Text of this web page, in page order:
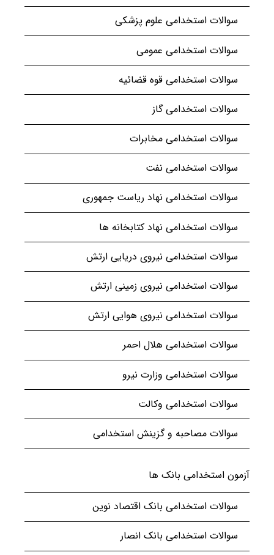
سوالات استخدامی علوم پزشکی
سوالات استخدامی عمومی
سوالات استخدامی قوه قضائیه
سوالات استخدامی گاز
سوالات استخدامی مخابرات
سوالات استخدامی نفت
سوالات استخدامی نهاد ریاست جمهوری
سوالات استخدامی نهاد کتابخانه ها
سوالات استخدامی نیروی دریایی ارتش
سوالات استخدامی نیروی زمینی ارتش
سوالات استخدامی نیروی هوایی ارتش
سوالات استخدامی هلال احمر
سوالات استخدامی وزارت نیرو
سوالات استخدامی وکالت
سوالات مصاحبه و گزینش استخدامی
آزمون استخدامی بانک ها
سوالات استخدامی بانک اقتصاد نوین
سوالات استخدامی بانک انصار